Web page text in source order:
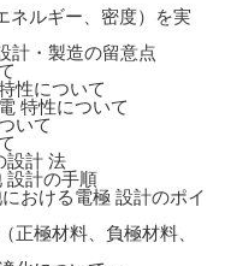
ルギー、密度）を実
・製造の留意点
について
性について
いて
計 法
計の手順
ける電極 設計のポイ
材料、負極材料、